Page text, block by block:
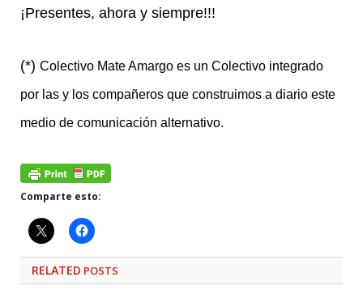
¡Presentes, ahora y siempre!!!
(*) Colectivo Mate Amargo es un Colectivo integrado
por las y los compañeros que construimos a diario este
medio de comunicación alternativo.
Comparte esto:
RELATED POSTS